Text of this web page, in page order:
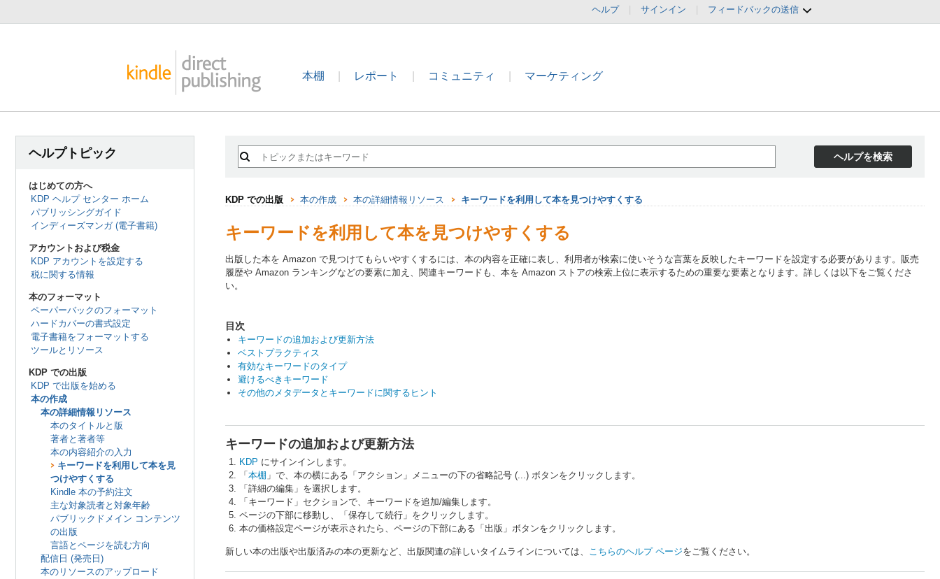
ヘルプ サインイン フィードバックの送信
本棚 レポート コミュニティ マーケティング
ヘルプトピック
はじめての方へ
KDP ヘルプ センター ホーム
パブリッシングガイド
インディーズマンガ (電子書籍)
アカウントおよび税金
KDP アカウントを設定する
税に関する情報
本のフォーマット
ペーパーバックのフォーマット
ハードカバーの書式設定
電子書籍をフォーマットする
ツールとリソース
KDP での出版
KDP で出版を始める
本の作成
本の詳細情報リソース
本のタイトルと版
著者と著者等
本の内容紹介の入力
キーワードを利用して本を見
つけやすくする
Kindle 本の予約注文
主な対象読者と対象年齢
パブリックドメイン コンテンツ
の出版
言語とページを読む方向
配信日 (発売日)
本のリソースのアップロード
ヘルプを検索
KDP での出版 本の作成 本の詳細情報リソース キーワードを利用して本を見つけやすくする
キーワードを利用して本を見つけやすくする
出版した本を Amazon で見つけてもらいやすくするには、本の内容を正確に表し、利用者が検索に使いそうな言葉を反映したキーワードを設定する必要があります。販売
履歴や Amazon ランキングなどの要素に加え、関連キーワードも、本を Amazon ストアの検索上位に表示するための重要な要素となります。詳しくは以下をご覧くださ
い。
目次
キーワードの追加および更新方法
ベストプラクティス
有効なキーワードのタイプ
避けるべきキーワード
その他のメタデータとキーワードに関するヒント
キーワードの追加および更新方法
KDP にサインインします。
「 本棚 」で、本の横にある「アクション」メニューの下の省略記号 (...) ボタンをクリックします。
「詳細の編集」を選択します。
「キーワード」セクションで、キーワードを追加/編集します。
ページの下部に移動し、「保存して続行」をクリックします。
本の価格設定ページが表示されたら、ページの下部にある「出版」ボタンをクリックします。
新しい本の出版や出版済みの本の更新など、出版関連の詳しいタイムラインについては、 こちらのヘルプ ページをご覧ください。